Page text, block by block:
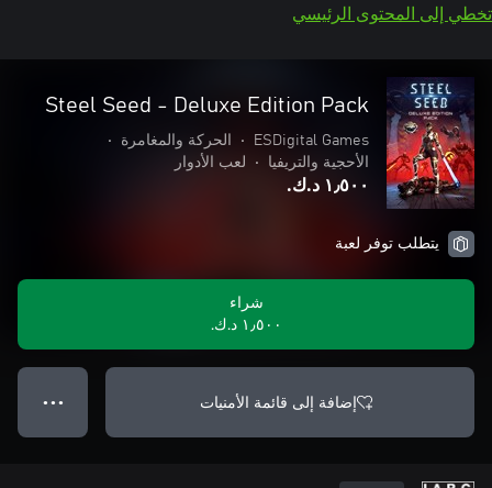
تخطي إلى المحتوى الرئيسي
Steel Seed - Deluxe Edition Pack
ESDigital Games
• الحركة والمغامرة
•
الأحجية والتريفيا
• لعب الأدوار
١٫٥٠٠ د.ك.‏
يتطلب توفر لعبة
شراء
١٫٥٠٠ د.ك.‏
إضافة إلى قائمة الأمنيات ● ● ●